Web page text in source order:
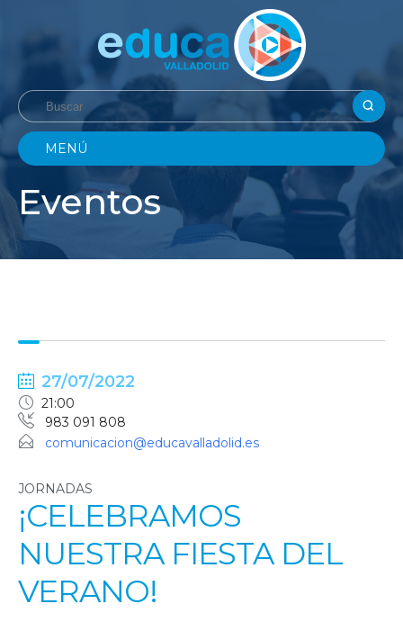
MENÚ
Eventos
27/07/2022
21:00
983 091 808
comunicacion@educavalladolid.es
JORNADAS
¡CELEBRAMOS
NUESTRA FIESTA DEL
VERANO!